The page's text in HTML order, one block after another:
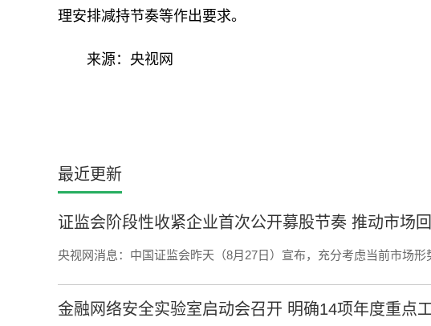
理安排减持节奏等作出要求。
来源：央视网
最近更新
证监会阶段性收紧企业首次公开募股节奏 推动市场
央视网消息：中国证监会昨天（8月27日）宣布，充分考虑当前市场形
金融网络安全实验室启动会召开 明确14项年度重点